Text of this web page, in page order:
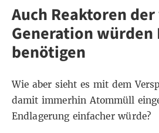
Auch Reaktoren
Generation würden
benötigen
Wie aber sieht es mit dem
damit immerhin Atommüll
Endlagerung einfacher würde?